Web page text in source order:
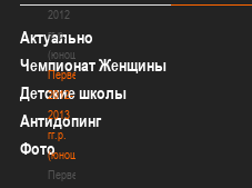
2012
гг.р.
(юноши)
Первенство
2012-
2013
гг.р.
(юноши)
Первенство
Актуально
Чемпионат Женщины
Детские школы
Антидопинг
Фото